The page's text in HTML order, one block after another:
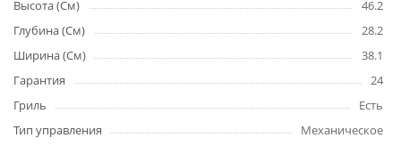
Высота (См)
46.2
Глубина (См)
28.2
Ширина (См)
38.1
Гарантия
24
Гриль
Есть
Тип управления
Механическое